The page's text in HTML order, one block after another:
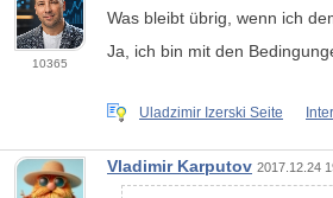
10365
Was bleibt übrig, wenn ich
Ja, ich bin mit den
Uladzimir Izerski Seite
Vladimir Karputov 2017.12.24